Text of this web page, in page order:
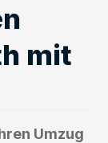
mit
Umzug